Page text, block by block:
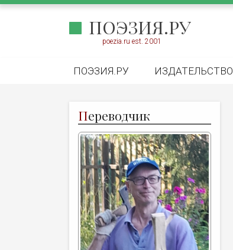
ПОЭЗИЯ.РУ
poezia.ru est. 2001
ПОЭЗИЯ.РУ ИЗДАТЕЛЬСТВО
Переводчик